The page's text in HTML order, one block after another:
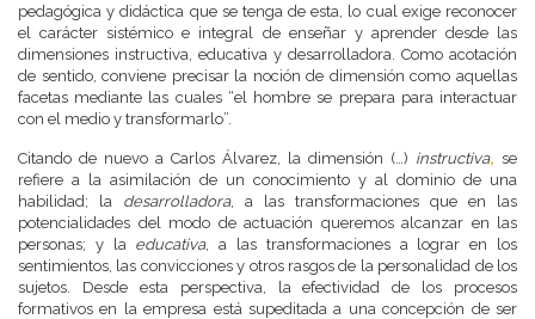
pedagógica y didáctica que se tenga de esta, lo cual exige reconocer
el carácter sistémico e integral de enseñar y aprender desde las
dimensiones instructiva, educativa y desarrolladora. Como acotación
de sentido, conviene precisar la noción de dimensión como aquellas
facetas mediante las cuales “el hombre se prepara para interactuar
con el medio y transformarlo”.
Citando de nuevo a Carlos Álvarez, la dimensión (…) instructiva, se
refiere a la asimilación de un conocimiento y al dominio de una
habilidad; la desarrolladora, a las transformaciones que en las
potencialidades del modo de actuación queremos alcanzar en las
personas; y la educativa, a las transformaciones a lograr en los
sentimientos, las convicciones y otros rasgos de la personalidad de los
sujetos. Desde esta perspectiva, la efectividad de los procesos
formativos en la empresa está supeditada a una concepción de ser